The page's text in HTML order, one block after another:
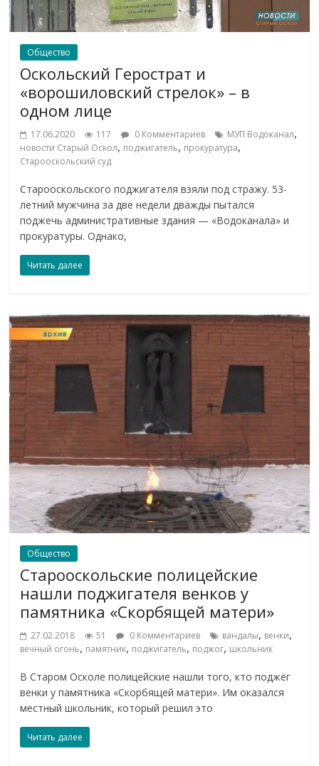
Общество
Оскольский Герострат и
«ворошиловский стрелок» – в
одном лице
17.06.2020 117 0 Комментариев МУП Водоканал,
новости Старый Оскол, поджигатель, прокуратура,
Старооскольский суд
Старооскольского поджигателя взяли под стражу. 53-
летний мужчина за две недели дважды пытался
поджечь административные здания — «Водоканала» и
прокуратуры. Однако,
Читать далее
Общество
Старооскольские полицейские
нашли поджигателя венков у
памятника «Скорбящей матери»
27.02.2018 51 0 Комментариев вандалы, венки,
вечный огонь, памятник, поджигатель, поджог, школьник
В Старом Осколе полицейские нашли того, кто поджёг
венки у памятника «Скорбящей матери». Им оказался
местный школьник, который решил это
Читать далее